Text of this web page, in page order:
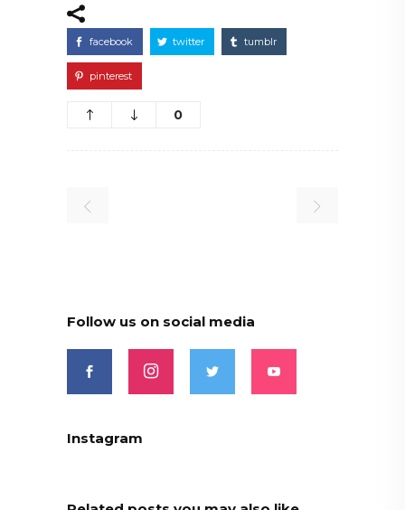
facebook twitter tumblr
pinterest
0
Follow us on social media
Instagram